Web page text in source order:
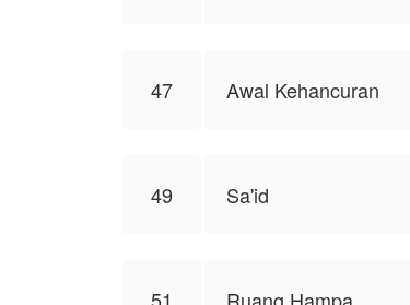
47 Awal Kehancuran
49 Sa'id